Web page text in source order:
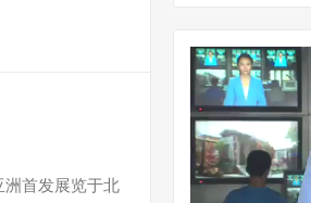
洲首发展览于北
视
频
播
放
器